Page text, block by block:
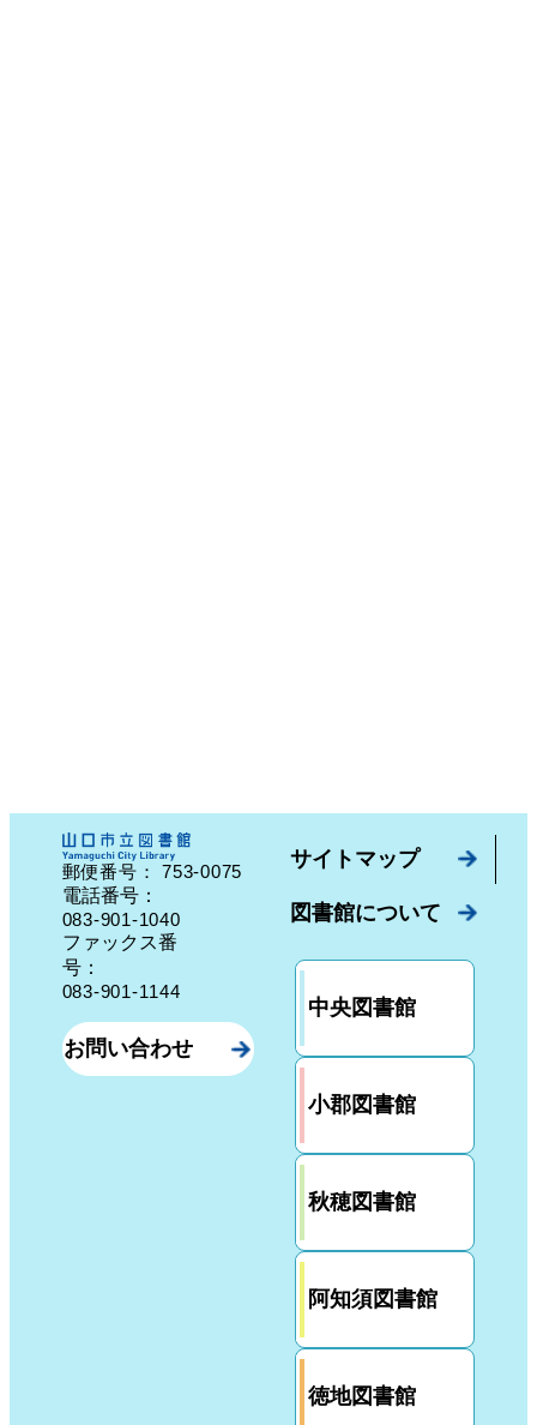
郵便番号：753-0075 山口県山口市中園町７番７号
電話番号：
083-901-1040
ファックス番
号：
083-901-1144
お問い合わせ
サイトマップ
図書館について
中央図書館
小郡図書館
秋穂図書館
阿知須図書館
徳地図書館